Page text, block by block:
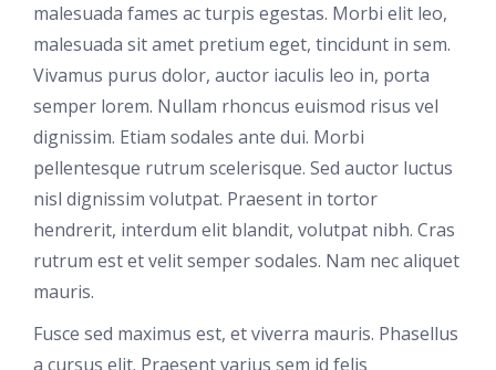
malesuada fames ac turpis egestas. Morbi elit leo,
malesuada sit amet pretium eget, tincidunt in sem.
Vivamus purus dolor, auctor iaculis leo in, porta
semper lorem. Nullam rhoncus euismod risus vel
dignissim. Etiam sodales ante dui. Morbi
pellentesque rutrum scelerisque. Sed auctor luctus
nisl dignissim volutpat. Praesent in tortor
hendrerit, interdum elit blandit, volutpat nibh. Cras
rutrum est et velit semper sodales. Nam nec aliquet
mauris.
Fusce sed maximus est, et viverra mauris. Phasellus
a cursus elit. Praesent varius sem id felis